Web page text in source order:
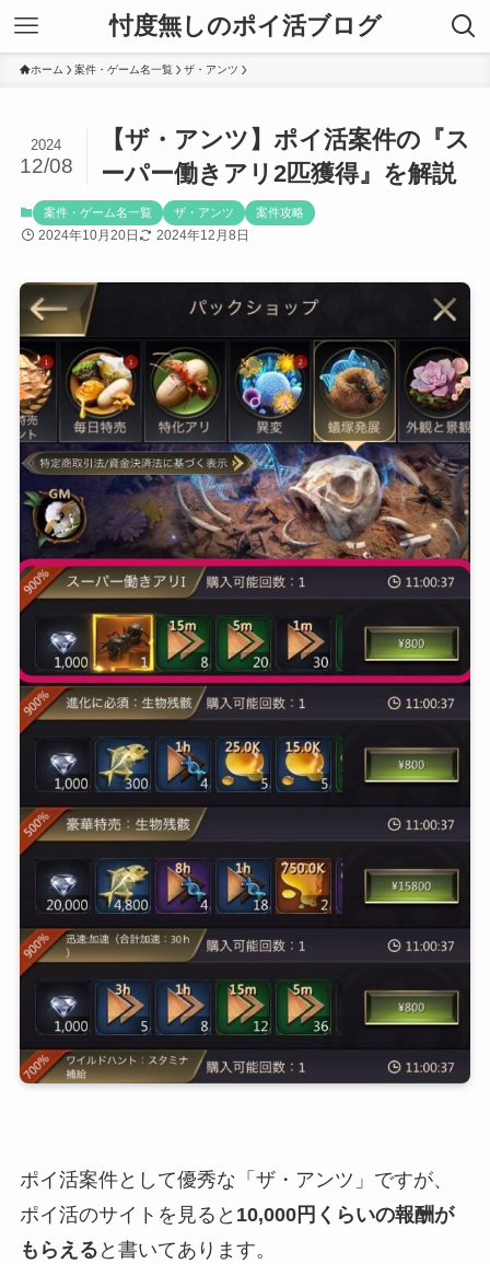
忖度無しのポイ活ブログ
ホーム 案件・ゲーム名一覧 ザ・アンツ
【ザ・アンツ】ポイ活案件の『ス
ーパー働きアリ2匹獲得』を解説
2024
12/08
案件・ゲーム名一覧 ザ・アンツ 案件攻略
2024年10月20日 2024年12月8日
ポイ活案件として優秀な「ザ・アンツ」ですが、
ポイ活のサイトを見ると 10,000円くらいの報酬が
もらえる と書いてあります。